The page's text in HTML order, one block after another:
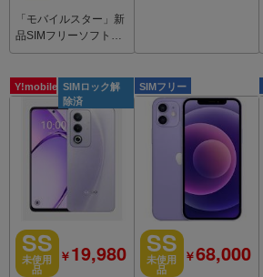
「モバイルスター」新
品SIMフリーソフトバ
ンクAQUOS wish4 A4
Y!mobile SIMロック解
除済
SS
未使用
品
￥19,980
SIMフリー
SS
未使用
品
￥68,000